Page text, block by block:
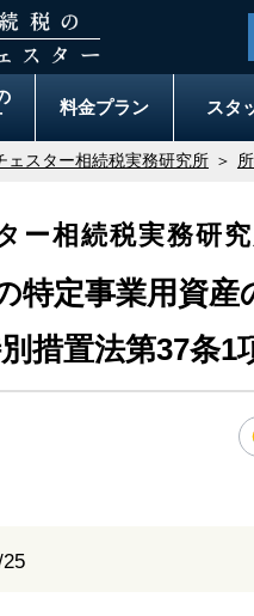
料金プラン スタ
ェスター相続税実務研究所
ー相続税実務研
特定事業用資産
措置法第37条1